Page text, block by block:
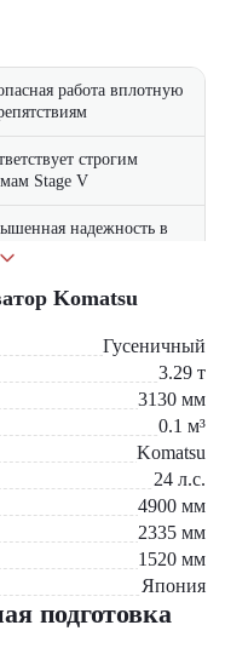
работа вплотную
строгим
Stage V
надежность в
условиях
контроль, низкий
CLSS для плавного
траншеи)
прокладка
водоемов)
и надежность для вашего
Komatsu
Гусеничный
3.29 т
3130 мм
0.1 м³
Komatsu
24 л.с.
4900 мм
2335 мм
1520 мм
Япония
подготовка